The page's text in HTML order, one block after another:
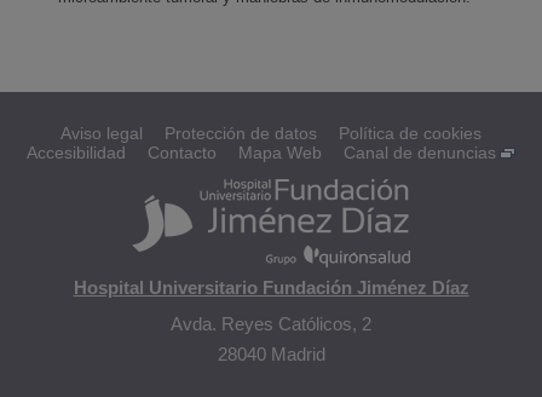
Aviso legal Protección de datos
Política de cookies
Accesibilidad
Contacto Mapa Web Canal de denuncias
Hospital Universitario Fundación Jiménez Díaz
Avda. Reyes Católicos, 2
28040 Madrid